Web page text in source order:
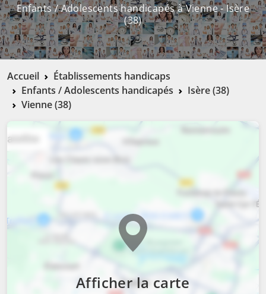
Enfants / Adolescents handicapés à Vienne - Isère
(38)
Accueil
Établissements handicaps
Enfants / Adolescents handicapés
Isère (38)
Vienne (38)
Afficher la carte